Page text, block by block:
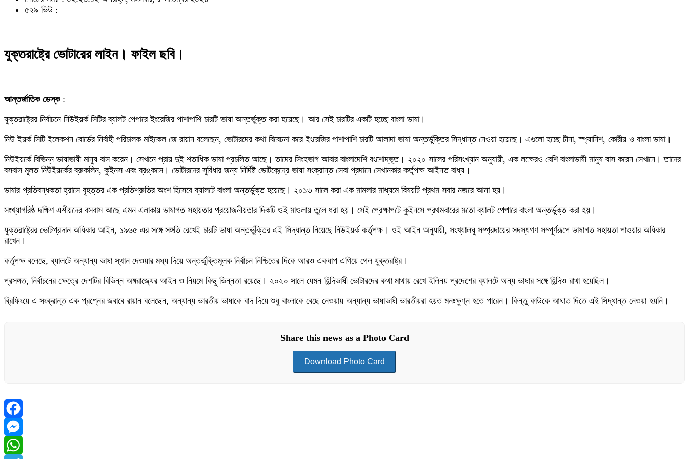
৫২৯ ভিউ :
যুক্তরাষ্ট্রে ভোটারের লাইন। ফাইল ছবি।
আন্তর্জাতিক ডেস্ক:
যুক্তরাষ্ট্রের নির্বাচনে নিউইয়র্ক সিটির ব্যালট পেপারে ইংরেজির পাশাপাশি চারটি ভাষা অন্তর্ভুক্ত করা হয়েছে। আর সেই চারটির একটি হচ্ছে বাংলা ভাষা।
নিউ ইয়র্ক সিটি ইলেকশন বোর্ডের নির্বাহী পরিচালক মাইকেল জে রায়ান বলেছেন, ভোটারদের কথা বিবেচনা করে ইংরেজির পাশাপাশি চারটি আলাদা ভাষা অন্তর্ভুক্তির সিদ্ধান্ত নেওয়া হয়েছে। এগুলো হচ্ছে চীনা, স্প্যানিশ, কোরীয় ও বাংলা ভাষা।
নিউইয়র্কে বিভিন্ন ভাষাভাষী মানুষ বাস করেন। সেখানে প্রায় দুই শতাধিক ভাষা প্রচলিত আছে। তাদের সিংহভাগ আবার বাংলাদেশি বংশোদ্ভূত। ২০২০ সালের পরিসংখ্যান অনুযায়ী, এক লক্ষেরও বেশি বাংলাভাষী মানুষ বাস করেন সেখানে। তাদের
বসবাস মূলত নিউইয়র্কের ব্রুকলিন, কুইনস এবং ব্রঙ্কসে। ভোটারদের সুবিধার জন্য নির্দিষ্ট ভোটকেন্দ্রে ভাষা সংক্রান্ত সেবা প্রদানে সেখানকার কর্তৃপক্ষ আইনত বাধ্য।
ভাষার প্রতিবন্ধকতা হ্রাসে বৃহত্তর এক প্রতিশ্রুতির অংশ হিসেবে ব্যালটে বাংলা অন্তর্ভুক্ত হয়েছে। ২০১৩ সালে করা এক মামলার মাধ্যমে বিষয়টি প্রথম সবার নজরে আনা হয়।
সংখ্যাগরিষ্ঠ দক্ষিণ এশীয়দের বসবাস আছে এমন এলাকায় ভাষাগত সহায়তার প্রয়োজনীয়তার দিকটি ওই মাওলায় তুলে ধরা হয়। সেই প্রেক্ষাপটে কুইনসে প্রথমবারের মতো ব্যালট পেপারে বাংলা অন্তর্ভুক্ত করা হয়।
যুক্তরাষ্ট্রের ভোটপ্রদান অধিকার আইন, ১৯৬৫ এর সঙ্গে সঙ্গতি রেখেই চারটি ভাষা অন্তর্ভুক্তির এই সিদ্ধান্ত নিয়েছে নিউইয়র্ক কর্তৃপক্ষ। ওই আইন অনুযায়ী, সংখ্যালঘু সম্প্রদায়ের সদস্যগণ সম্পূর্ণরূপে ভাষাগত সহায়তা পাওয়ার অধিকার
রাখেন।
কর্তৃপক্ষ বলেছে, ব্যালটে অন্যান্য ভাষা স্থান দেওয়ার মধ্য দিয়ে অন্তর্ভুক্তিমূলক নির্বাচন নিশ্চিতের দিকে আরও একধাপ এগিয়ে গেল যুক্তরাষ্ট্র।
প্রসঙ্গত, নির্বাচনের ক্ষেত্রে দেশটির বিভিন্ন অঙ্গরাজ্যের আইন ও নিয়মে কিছু ভিন্নতা রয়েছে। ২০২০ সালে যেমন হিন্দিভাষী ভোটারদের কথা মাথায় রেখে ইলিনয় প্রদেশের ব্যালটে অন্য ভাষার সঙ্গে হিন্দিও রাখা হয়েছিল।
ব্রিফিংয়ে এ সংক্রান্ত এক প্রশ্নের জবাবে রায়ান বলেছেন, অন্যান্য ভারতীয় ভাষাকে বাদ দিয়ে শুধু বাংলাকে বেছে নেওয়ায় অন্যান্য ভাষাভাষী ভারতীয়রা হয়ত মনঃক্ষুণ্ন হতে পারেন। কিন্তু কাউকে আঘাত দিতে এই সিদ্ধান্ত নেওয়া হয়নি।
Share this news as a Photo Card
Download Photo Card
Facebook
Messenger